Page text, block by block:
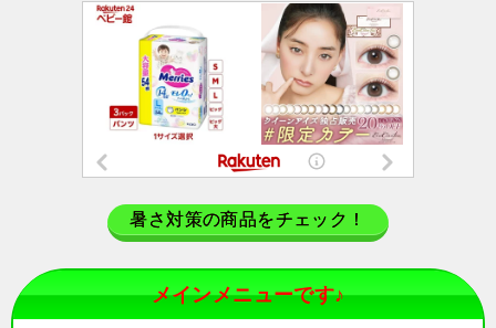
暑さ対策の商品をチェック！
メインメニューです♪